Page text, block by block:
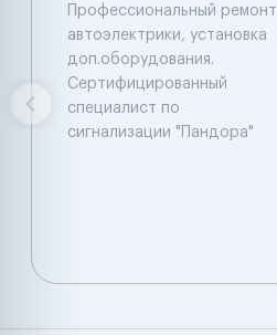
Профессиональный ремонт
автоэлектрики, установка
доп.оборудования.
Сертифицированный
специалист по
сигнализации "Пандора"